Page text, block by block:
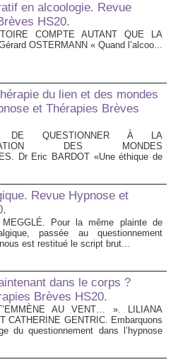
en alcoologie. Revue
HS20.
COMPTE AUTANT QUE LA
OSTERMANN « Quand l’alcoo...
du lien et des mondes
et Thérapies Brèves
DE QUESTIONNER À LA
DES MONDES
Dr Eric BARDOT «Une éthique de
Revue Hypnose et
MEGGLÉ. Pour la même plainte de
passée au questionnement
est restitué le script brut...
dans le corps ?
Brèves HS20.
AU VENT… ». LILIANA
CATHERINE GENTRIC. Embarquons
du questionnement dans l’hypnose